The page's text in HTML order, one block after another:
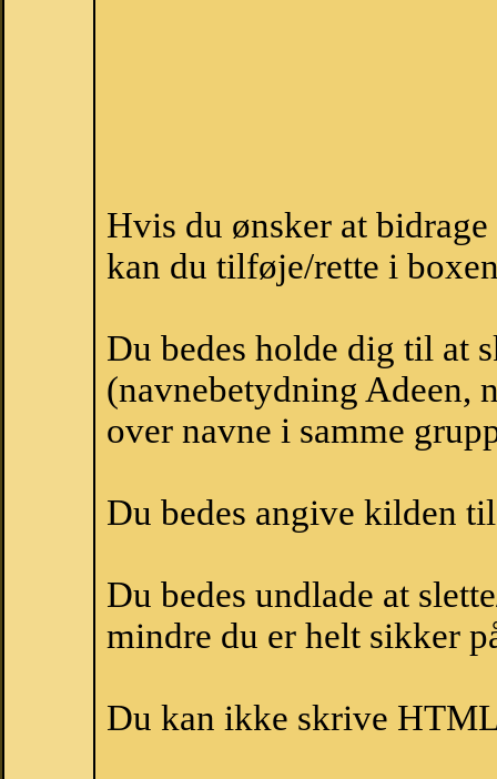
Hvis du ønsker at
kan du tilføje/rette i
Du bedes holde dig til at
(navnebetydning Adeen,
over navne i samme
Du bedes angive kilden
Du bedes undlade at
mindre du er helt sikker
Du kan ikke skrive